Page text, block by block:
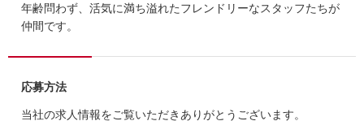
年齢問わず、活気に満ち溢れたフレンドリーなスタッフたちが
仲間です。
応募方法
当社の求人情報をご覧いただきありがとうございます。